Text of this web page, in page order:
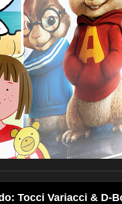
Tocci Variacci & D-